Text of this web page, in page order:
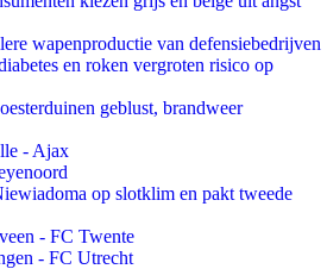
wapenproductie van defensiebedrijven
en roken vergroten risico op
geblust, brandweer
- Ajax
op slotklim en pakt tweede
- FC Twente
- FC Utrecht